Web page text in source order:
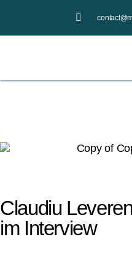
Claudiu
im Interview